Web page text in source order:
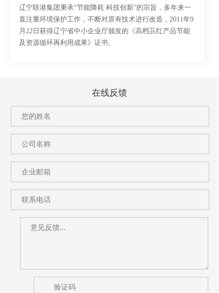
辽宁联港集团秉承“节能降耗 科技创新”的宗旨，多年来一
直注重环境保护工作，不断对原有技术进行改造，2011年9
月22日获得辽宁省中小企业厅颁发的《高档苝红产品节能
及资源循环再利用成果》证书。
在线反馈